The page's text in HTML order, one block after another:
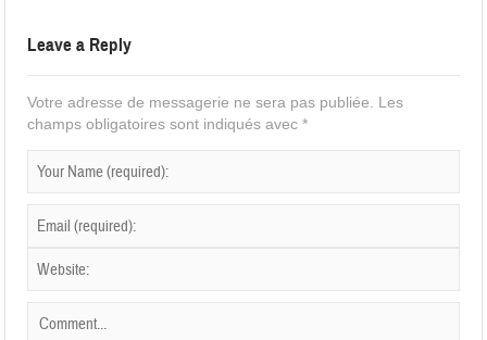
Leave a Reply
Votre adresse de messagerie ne sera pas publiée.
Les
champs obligatoires sont indiqués avec*